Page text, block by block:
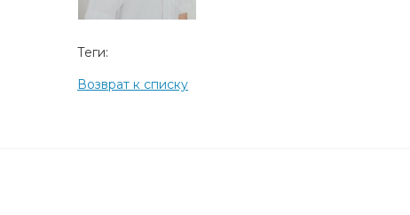
Теги:
Возврат к списку